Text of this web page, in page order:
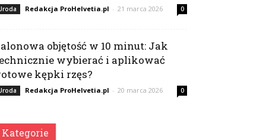
Redakcja ProHelvetia.pl - 21 marca 2026 0
objętość w 10 minut: Jak
wybierać i aplikować
kępki rzęs?
Redakcja ProHelvetia.pl - 20 marca 2026 0
Kategorie